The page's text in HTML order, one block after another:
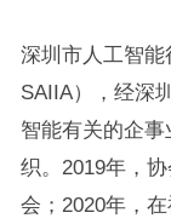
深圳市人工智能
SAIIA），经深
智能有关的企
织。2019年，
会；2020年，